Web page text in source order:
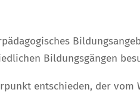
Bildungsgängen
entschieden, der vom